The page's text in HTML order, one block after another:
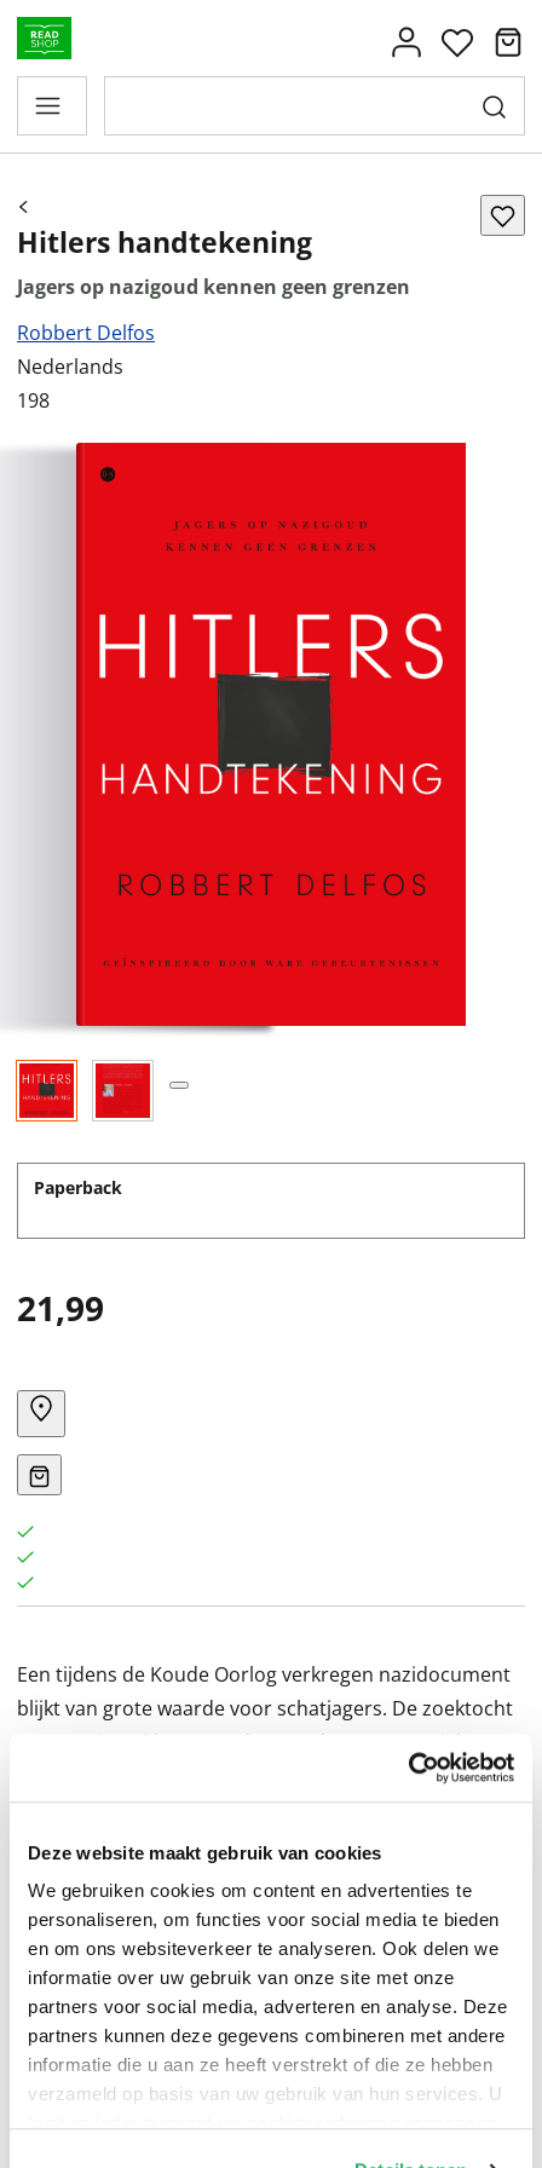
Deze website maakt gebruik van cookies
We gebruiken cookies om content en advertenties te
personaliseren, om functies voor social media te bieden
en om ons websiteverkeer te analyseren. Ook delen we
informatie over uw gebruik van onze site met onze
partners voor social media, adverteren en analyse. Deze
partners kunnen deze gegevens combineren met andere
informatie die u aan ze heeft verstrekt of die ze hebben
verzameld op basis van uw gebruik van hun services. U
Hitlers handtekening
Jagers op nazigoud kennen geen grenzen
Robbert Delfos
Nederlands
198
Paperback
21,99
Een tijdens de Koude Oorlog verkregen nazidocument
blijkt van grote waarde voor schatjagers. De zoektocht
naar nazigoud in een ondergronds concentratiekamp
SS’er Karl Messner schreeuwen over het redden van
het goud van de Führer en ziet dat Messners dochter
Karin een nazidocument opraapt. 35 jaar later, tijdens
de Koude Oorlog, krijgt dienstplichtig militair Ronald
Duinstee dat document van zijn Duitse vriendin
Gerlinde, de dochter van Karin. Het document verwijst
naar gestolen nazigoud dat opgeslagen is in het
ondergrondse concentratiekamp Mittelbau-Dora, waar
de nazi’s V2-raketten bouwden. Onbekende schatjagers